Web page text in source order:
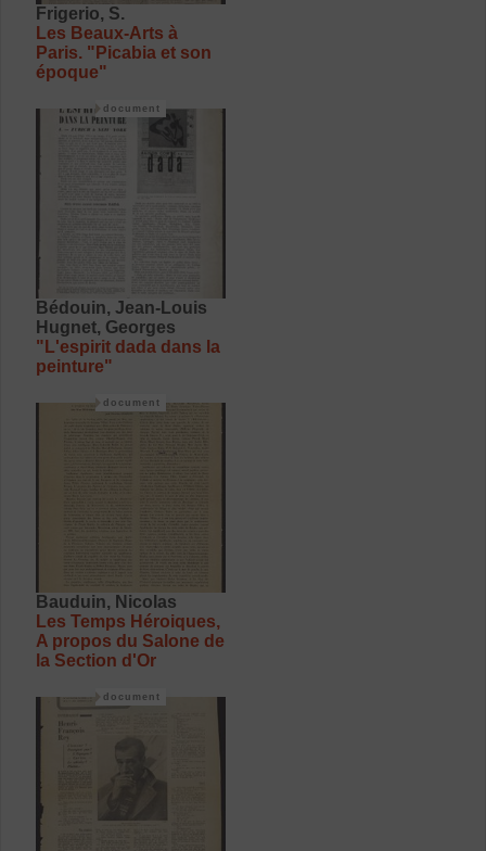
Frigerio, S.
Les Beaux-Arts à
Paris. "Picabia et son
époque"
Bédouin, Jean-Louis
Hugnet, Georges
"L'espirit dada dans la
peinture"
document
Bauduin, Nicolas
Les Temps Héroiques,
A propos du Salone de
la Section d'Or
document
document